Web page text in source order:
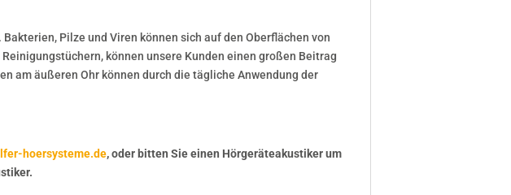
Pilze und Viren können sich auf den Oberflächen von
können unsere Kunden einen großen Beitrag
am äußeren Ohr können durch die tägliche Anwendung der
hoersysteme.de, oder bitten Sie einen Hörgeräteakustiker um